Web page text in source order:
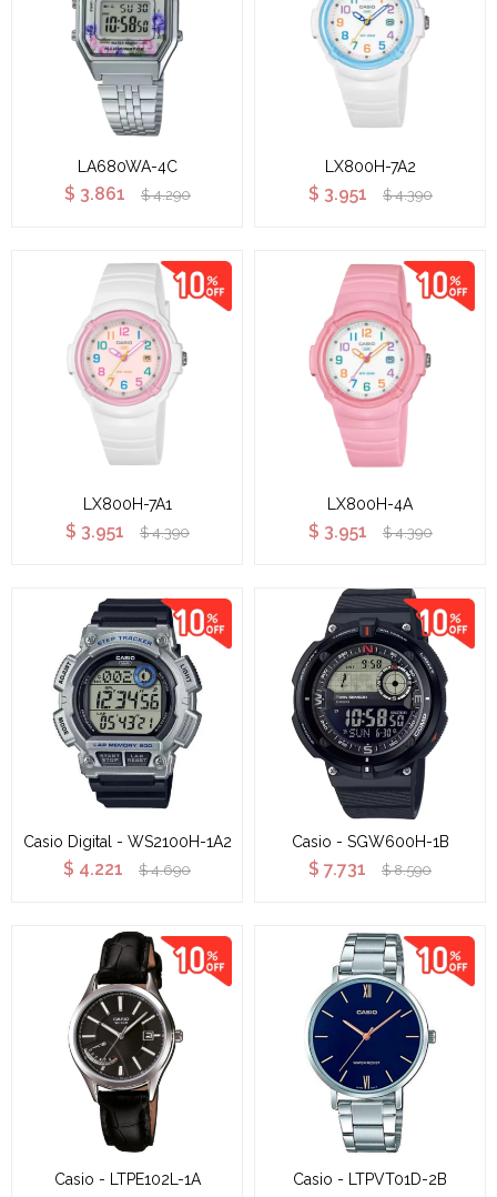
LA680WA-4C
$ 3.861 $ 4.290
LX800H-7A2
$ 3.951 $ 4.390
LX800H-7A1
$ 3.951 $ 4.390
LX800H-4A
$ 3.951 $ 4.390
Casio Digital - WS2100H-1A2
$ 4.221 $ 4.690
Casio - SGW600H-1B
$ 7.731 $ 8.590
Casio - LTPE102L-1A Casio - LTPVT01D-2B